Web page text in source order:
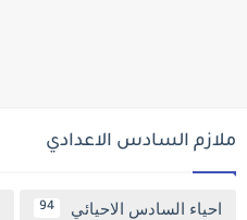
ملازم السادس الاعدادي
احياء السادس الاحيائي 94